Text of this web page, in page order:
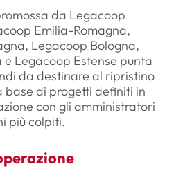
da Legacoop
Emilia-Romagna,
Legacoop Bologna,
Legacoop Estense punta
da destinare al ripristino
base di progetti definiti in
con gli amministratori
più colpiti.